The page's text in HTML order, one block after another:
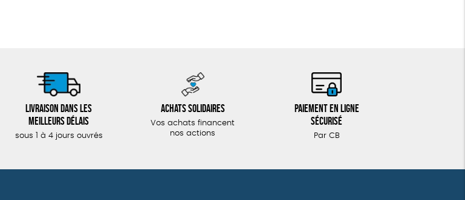
Livraison dans les
meilleurs délais
sous 1 à 4 jours ouvrés
Achats solidaires
Vos achats financent
nos actions
Paiement en ligne
sécurisé
Par CB